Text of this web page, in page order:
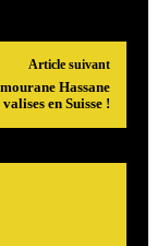
Article suivant
Hassane
valises en Suisse !